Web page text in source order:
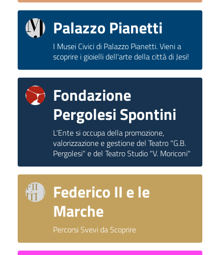
Palazzo Pianetti
I Musei Civici di Palazzo Pianetti. Vieni a
scoprire i gioielli dell'arte della città di Jesi!
Fondazione
Pergolesi Spontini
L'Ente si occupa della promozione,
valorizzazione e gestione del Teatro "G.B.
Pergolesi" e del Teatro Studio "V. Moriconi"
Federico II e le
Marche
Percorsi Svevi da Scoprire